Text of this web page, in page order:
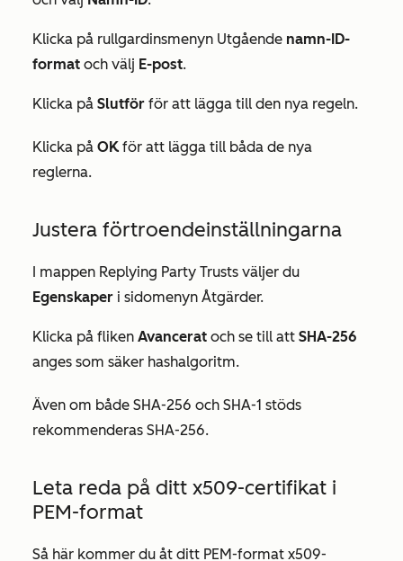
Klicka på rullgardinsmenyn Utgående namn-ID-
format och välj E-post.
Klicka på Slutför för att lägga till den nya regeln.
Klicka på OK för att lägga till båda de nya
reglerna.
Justera förtroendeinställningarna
I mappen Replying Party Trusts väljer du
Egenskaper i sidomenyn Åtgärder.
Klicka på fliken Avancerat och se till att SHA-256
anges som säker hashalgoritm.
Även om både SHA-256 och SHA-1 stöds
rekommenderas SHA-256.
Leta reda på ditt x509-certifikat i
PEM-format
Så här kommer du åt ditt PEM-format x509-